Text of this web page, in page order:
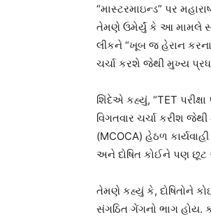
“માસ્ટરમાઇન્ડ” પર
તેમણે ઉમેર્યું કે આ મામલે
લીકને “ખૂબ જ હેરાન
ચર્ચા કરશે જેથી મુખ્ય
શિંદેએ કહ્યું, “TET
વિગતવાર ચર્ચા કરીશ
(MCOCA) હેઠળ
અને દોષિત કોઈને પણ
તેમણે કહ્યું કે, દોષિતોને
સંગઠિત ગેંગનો ભાગ હોય.